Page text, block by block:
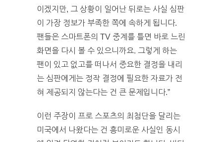
이겠지만, 그 상황이 일어난 뒤로는 사실 심판
이 가장 정보가 부족한 쪽에 속하게 됩니다.
팬들은 스마트폰의 TV 중계를 틀면 바로 느린
화면을 다시 볼 수 있으니까요. 그렇게 하는
팬이 있고 없고를 떠나서 중요한 결정을 내리
는 심판에게는 정작 결정에 필요한 자료가 전
혀 제공되지 않는다는 건 큰 문제입니다.”
이런 주장이 프로 스포츠의 최첨단을 달리는
미국에서 나왔다는 건 흥미로운 사실인 동시